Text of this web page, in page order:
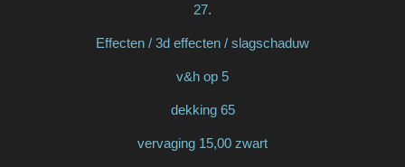
27.
Effecten / 3d effecten / slagschaduw
v&h op 5
dekking 65
vervaging 15,00 zwart